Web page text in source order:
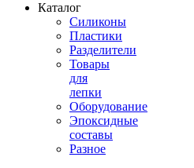
Каталог
Силиконы
Пластики
Разделители
Товары
для
лепки
Оборудование
Эпоксидные
составы
Разное